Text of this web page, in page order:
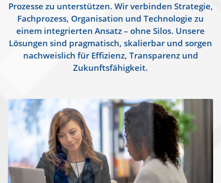
Prozesse zu unterstützen. Wir verbinden Strategie,
Fachprozess, Organisation und Technologie zu
einem integrierten Ansatz – ohne Silos. Unsere
Lösungen sind pragmatisch, skalierbar und sorgen
nachweislich für Effizienz, Transparenz und
Zukunftsfähigkeit.